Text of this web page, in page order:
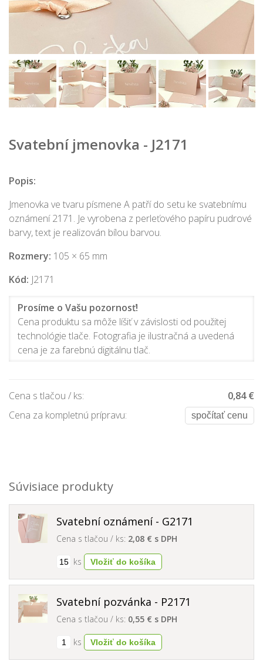
Svatební jmenovka - J2171
Popis:
Jmenovka ve tvaru písmene A patří do setu ke svatebnímu
oznámení 2171. Je vyrobena z perleťového papíru pudrové
barvy, text je realizován bílou barvou.
Rozmery: 105 × 65 mm
Kód: J2171
Prosíme o Vašu pozornosť!
Cena produktu sa môže líšiť v závislosti od použitej
technológie tlače. Fotografia je ilustračná a uvedená
cena je za farebnú digitálnu tlač.
Cena s tlačou / ks:
0,84 €
Cena za kompletnú prípravu:
spočítať cenu
Súvisiace produkty
Svatební oznámení - G2171
Cena s tlačou / ks: 2,08 € s DPH
ks
Svatební pozvánka - P2171
Cena s tlačou / ks: 0,55 € s DPH
ks